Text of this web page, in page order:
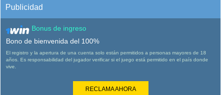
Publicidad
Bonus de ingreso
Bono de bienvenida del 100%
El registro y la apertura de una cuenta solo están permitidos a personas mayores de 18
años. Es responsabilidad del jugador verificar si el juego está permitido en el país donde
vive.
RECLAMA AHORA